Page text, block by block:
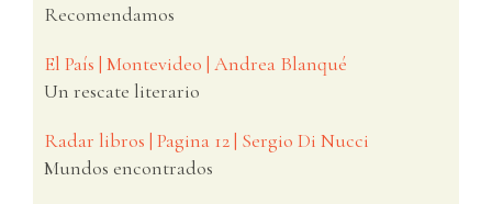
Recomendamos
El País | Montevideo | Andrea Blanqué
Un rescate literario
Radar libros | Pagina 12 | Sergio Di Nucci
Mundos encontrados